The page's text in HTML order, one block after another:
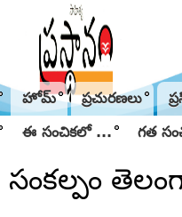
హోమ్ ప్రచురణలు
ఈ సంచికలో ... గత
సంకల్పం